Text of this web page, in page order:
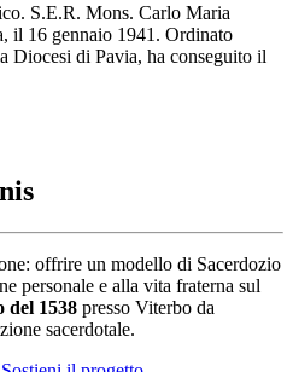
S.E.R. Mons. Carlo Maria
il 16 gennaio 1941. Ordinato
Diocesi di Pavia, ha conseguito il
offrire un modello di Sacerdozio
personale e alla vita fraterna sul
del 1538 presso Viterbo da
sacerdotale.